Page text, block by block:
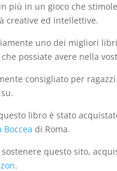
più in un gioco che
creative ed intellettive.
uno dei migliori
che possiate avere nella
consigliato per
libro è stato
Boccea di Roma.
sostenere questo sito,
.